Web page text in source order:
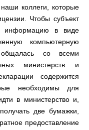
коллеги, которые
Чтобы субъект
информацию в виде
компьютерную
со всеми
министерств и
содержится
необходимы для
в министерство и,
две бумажки,
предоставление